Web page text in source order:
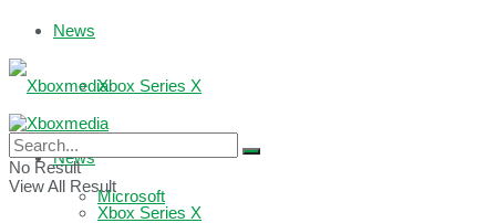
News
Xbox Series X
Microsoft
News
Xbox Series X
No Result
View All Result